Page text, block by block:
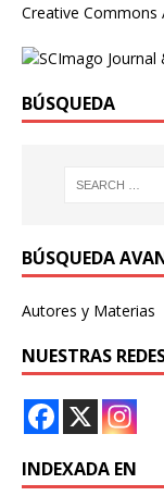
Creative
BÚSQUEDA
BÚSQUEDA
Autores y Materias
NUESTRAS
INDEXADA EN